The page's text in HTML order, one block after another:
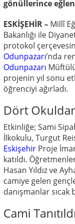
gönüllerince
ESKİŞEHİR – Millî
Bakanlığı ile
protokol
Odunpazarı’nda
Odunpazarı
projenin yıl sonu
öğrenciyi ağırladı.
Dört
Etkinliğe; Sami
İlkokulu, Turgut
Eskişehir Proje
katıldı.
Hasan Yıldız ve
camiye gelen
danışmanlar sıcak
Cami